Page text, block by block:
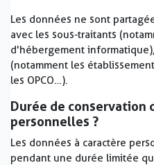
Les données ne sont
avec les sous-traitants
d'hébergement
(notamment les
les OPCO…).
Durée de conservation
personnelles ?
Les données à caractère
pendant une durée limitée